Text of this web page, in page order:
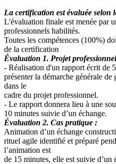
La certification est évaluée selon
L'évaluation finale est menée par
professionnels habilités.
Toutes les compétences (100%)
de la certification
Évaluation 1. Projet professionnel
- Réalisation d'un rapport écrit de
présenter la démarche générale
dans le
cadre du projet professionnel.
- Le rapport donnera lieu à une
10 minutes suivie d’un échange.
Évaluation 2. Cas pratique :
Animation d’un échange
rituel agile identifié et préparé
l’animation est
de 15 minutes, elle est suivie d’un